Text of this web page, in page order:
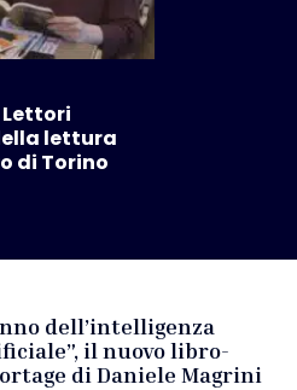
Lettori
lettura
di Torino
dell’intelligenza
il nuovo libro-
di Daniele Magrini